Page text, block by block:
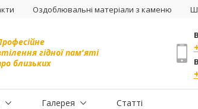
Оздоблювальні матеріали з каменю
гідної пам'яті
близьких
Галерея Статті